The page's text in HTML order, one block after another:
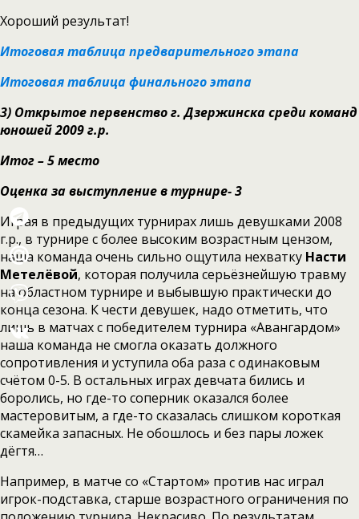
Хороший результат!
Итоговая таблица предварительного этапа
Итоговая таблица финального этапа
3) Открытое первенство г. Дзержинска среди команд
юношей 2009 г.р.
Итог – 5 место
Оценка за выступление в турнире- 3
Играя в предыдущих турнирах лишь девушками 2008
г.р., в турнире с более высоким возрастным цензом,
наша команда очень сильно ощутила нехватку Насти
Метелёвой, которая получила серьёзнейшую травму
на областном турнире и выбывшую практически до
конца сезона. К чести девушек, надо отметить, что
лишь в матчах с победителем турнира «Авангардом»
наша команда не смогла оказать должного
сопротивления и уступила оба раза с одинаковым
счётом 0-5. В остальных играх девчата бились и
боролись, но где-то соперник оказался более
мастеровитым, а где-то сказалась слишком короткая
скамейка запасных. Не обошлось и без пары ложек
дёгтя…
Например, в матче со «Стартом» против нас играл
игрок-подставка, старше возрастного ограничения по